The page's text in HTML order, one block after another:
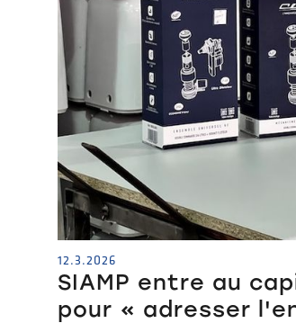
12.3.2026
SIAMP entre au
pour « adresser